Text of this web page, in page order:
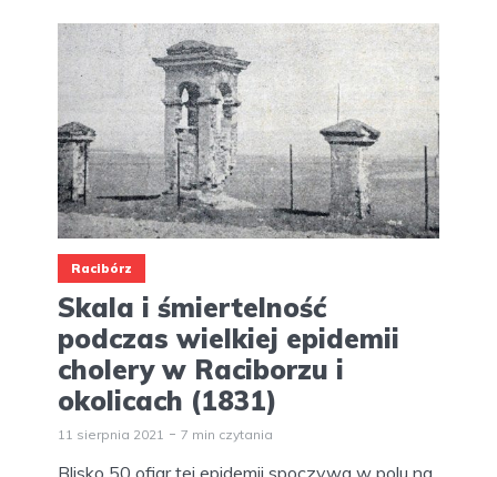
Racibórz
Skala i śmiertelność
podczas wielkiej epidemii
cholery w Raciborzu i
okolicach (1831)
11 sierpnia 2021 7 min czytania
Blisko 50 ofiar tej epidemii spoczywa w polu na